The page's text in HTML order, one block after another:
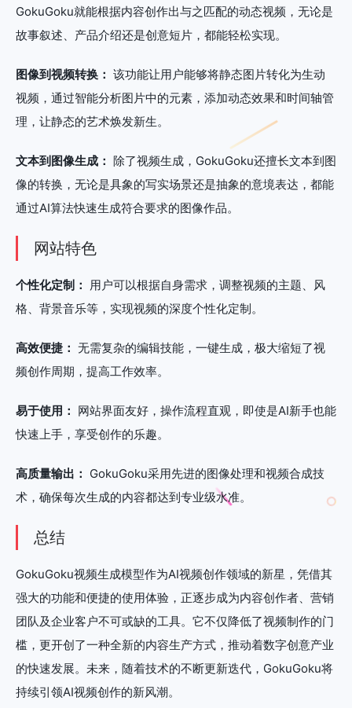
GokuGoku就能根据内容创作出与之匹配的动态视频，无论是
故事叙述、产品介绍还是创意短片，都能轻松实现。
图像到视频转换： 该功能让用户能够将静态图片转化为生动
视频，通过智能分析图片中的元素，添加动态效果和时间轴管
理，让静态的艺术焕发新生。
文本到图像生成： 除了视频生成，GokuGoku还擅长文本到图
像的转换，无论是具象的写实场景还是抽象的意境表达，都能
通过AI算法快速生成符合要求的图像作品。
网站特色
个性化定制：
用户可以根据自身需求，调整视频的主题、风
格、背景音乐等，实现视频的深度个性化定制。
高效便捷： 无需复杂的编辑技能，一键生成，极大缩短了视
频创作周期，提高工作效率。
易于使用： 网站界面友好，操作流程直观，即使是AI新手也能
快速上手，享受创作的乐趣。
高质量输出： GokuGoku采用先进的图像处理和视频合成技
术，确保每次生成的内容都达到专业级水准。
总结
GokuGoku视频生成模型作为AI视频创作领域的新星，凭借其
强大的功能和便捷的使用体验，正逐步成为内容创作者、营销
团队及企业客户不可或缺的工具。它不仅降低了视频制作的门
槛，更开创了一种全新的内容生产方式，推动着数字创意产业
的快速发展。未来，随着技术的不断更新迭代，GokuGoku将
持续引领AI视频创作的新风潮。